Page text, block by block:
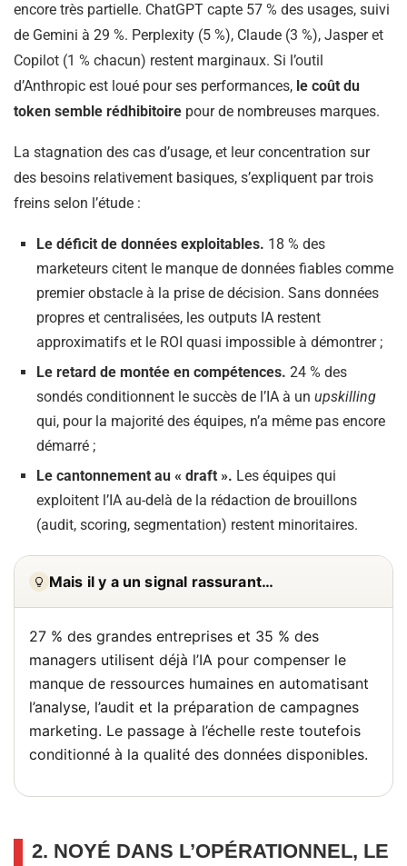
encore très partielle. ChatGPT capte 57 % des usages, suivi
de Gemini à 29 %. Perplexity (5 %), Claude (3 %), Jasper et
Copilot (1 % chacun) restent marginaux. Si l’outil
d’Anthropic est loué pour ses performances, le coût du
token semble rédhibitoire pour de nombreuses marques.
La stagnation des cas d’usage, et leur concentration sur
des besoins relativement basiques, s’expliquent par trois
freins selon l’étude :
Le déficit de données exploitables. 18 % des
marketeurs citent le manque de données fiables comme
premier obstacle à la prise de décision. Sans données
propres et centralisées, les outputs IA restent
approximatifs et le ROI quasi impossible à démontrer ;
Le retard de montée en compétences. 24 % des
sondés conditionnent le succès de l’IA à un upskilling
qui, pour la majorité des équipes, n’a même pas encore
démarré ;
Le cantonnement au « draft ». Les équipes qui
exploitent l’IA au-delà de la rédaction de brouillons
(audit, scoring, segmentation) restent minoritaires.
Mais il y a un signal rassurant…
27 % des grandes entreprises et 35 % des
managers utilisent déjà l’IA pour compenser le
manque de ressources humaines en automatisant
l’analyse, l’audit et la préparation de campagnes
marketing. Le passage à l’échelle reste toutefois
conditionné à la qualité des données disponibles.
2. NOYÉ DANS L’OPÉRATIONNEL, LE